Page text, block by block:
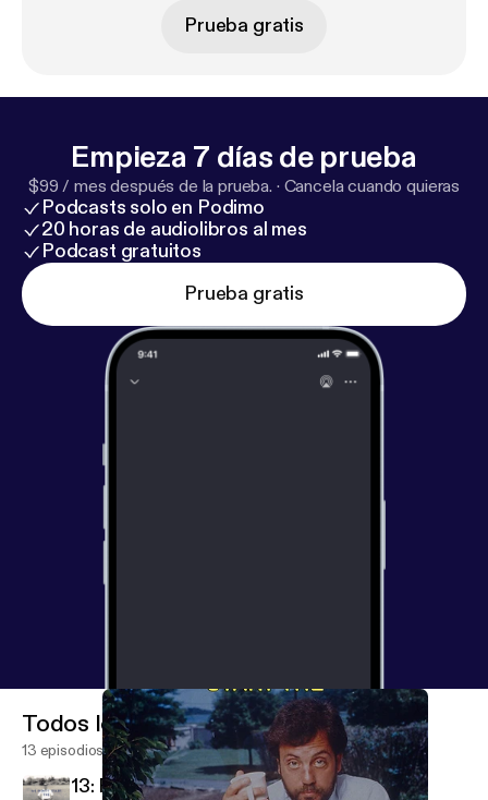
Prueba gratis
Empieza 7 días de prueba
$99 / mes después de la prueba. · Cancela cuando quieras
Podcasts solo en Podimo
20 horas de audiolibros al mes
Podcast gratuitos
Prueba gratis
Todos los episodios
13 episodios
13: River of Dreck